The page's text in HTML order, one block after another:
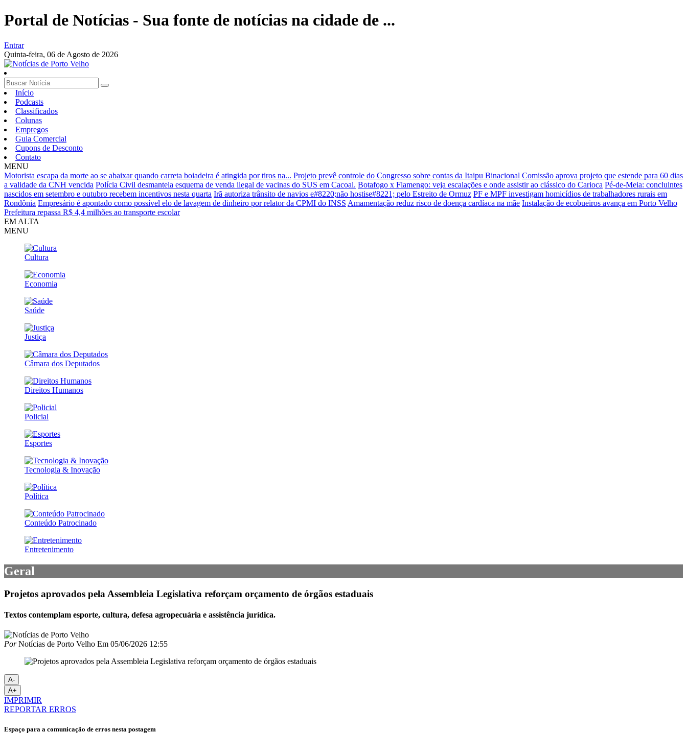
Portal de Notícias - Sua fonte de notícias na cidade de ...
Entrar
Quinta-feira, 06 de Agosto de 2026
Início
Podcasts
Classificados
Colunas
Empregos
Guia Comercial
Cupons de Desconto
Contato
MENU
Motorista escapa da morte ao se abaixar quando carreta boiadeira é atingida por tiros na... Projeto prevê controle do Congresso sobre contas da Itaipu Binacional Comissão aprova projeto que estende para 60 dias
a validade da CNH vencida Polícia Civil desmantela esquema de venda ilegal de vacinas do SUS em Cacoal. Botafogo x Flamengo: veja escalações e onde assistir ao clássico do Carioca Pé-de-Meia: concluintes
nascidos em setembro e outubro recebem incentivos nesta quarta Irã autoriza trânsito de navios e#8220;não hostise#8221; pelo Estreito de Ormuz PF e MPF investigam homicídios de trabalhadores rurais em
Rondônia Empresário é apontado como possível elo de lavagem de dinheiro por relator da CPMI do INSS Amamentação reduz risco de doença cardíaca na mãe Instalação de ecobueiros avança em Porto Velho
Prefeitura repassa R$ 4,4 milhões ao transporte escolar
EM ALTA
MENU
Cultura
Economia
Saúde
Justiça
Câmara dos Deputados
Direitos Humanos
Policial
Esportes
Tecnologia & Inovação
Política
Conteúdo Patrocinado
Entretenimento
Geral
Projetos aprovados pela Assembleia Legislativa reforçam orçamento de órgãos estaduais
Textos contemplam esporte, cultura, defesa agropecuária e assistência jurídica.
PorNotícias de Porto Velho Em 05/06/2026 12:55
A-
A+
IMPRIMIR
REPORTAR ERROS
Espaço para a comunicação de erros nesta postagem